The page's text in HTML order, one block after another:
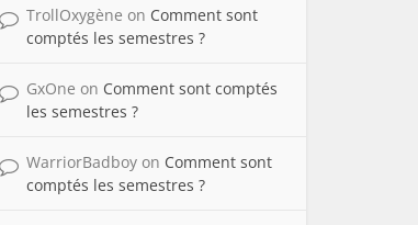
TrollOxygène on Comment sont
comptés les semestres ?
GxOne on Comment sont comptés
les semestres ?
WarriorBadboy on Comment sont
comptés les semestres ?